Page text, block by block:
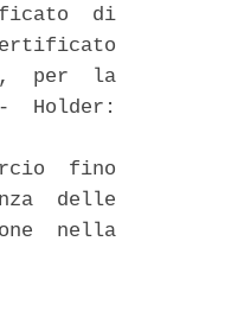
di
per  la
-  Holder:
fino
delle
nella